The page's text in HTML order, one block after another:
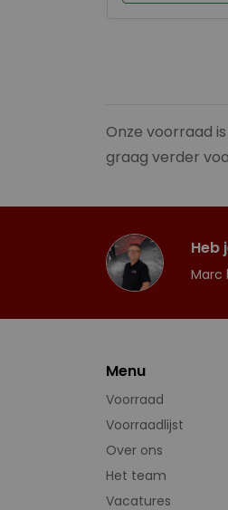
Onze voorraad
graag verder
Heb
Marc
Menu
Voorraad
Voorraadlijst
Over ons
Het team
Vacatures